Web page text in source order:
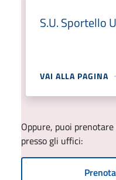
S.U. Sportello
VAI ALLA PAGINA
Oppure, puoi
presso gli uffici: